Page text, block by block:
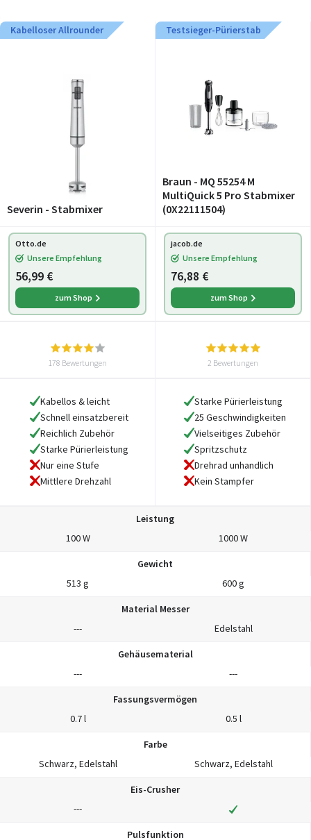
Kabelloser Allrounder
Severin - Stabmixer
Testsieger-Pürierstab
Braun - MQ 55254 M
MultiQuick 5 Pro Stabmixer
(0X22111504)
Otto.de
Unsere Empfehlung
56,99 €
zum Shop
jacob.de
Unsere Empfehlung
76,88 €
zum Shop
178 Bewertungen 2 Bewertungen
Kabellos & leicht
Schnell einsatzbereit
Reichlich Zubehör
Starke Pürierleistung
Nur eine Stufe
Mittlere Drehzahl
Starke Pürierleistung
25 Geschwindigkeiten
Vielseitiges Zubehör
Spritzschutz
Drehrad unhandlich
Kein Stampfer
Leistung
100 W
1000 W
Gewicht
513 g
600 g
Material Messer
---
Edelstahl
Gehäusematerial
---
---
Fassungsvermögen
0.7 l
0.5 l
Farbe
Schwarz, Edelstahl
Schwarz, Edelstahl
Eis-Crusher
---
Pulsfunktion